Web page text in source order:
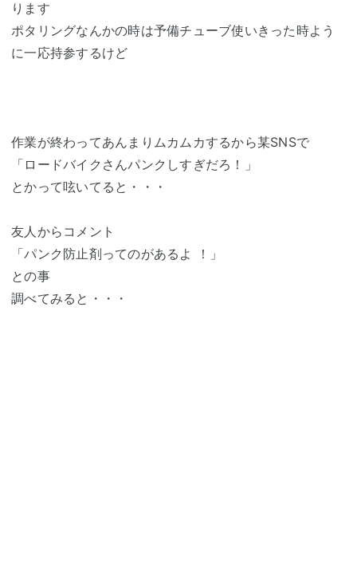
ります
ポタリングなんかの時は予備チューブ使いきった時よう
に一応持参するけど
作業が終わってあんまりムカムカするから某SNSで
「ロードバイクさんパンクしすぎだろ！」
とかって呟いてると・・・
友人からコメント
「パンク防止剤ってのがあるよ ！」
との事
調べてみると・・・